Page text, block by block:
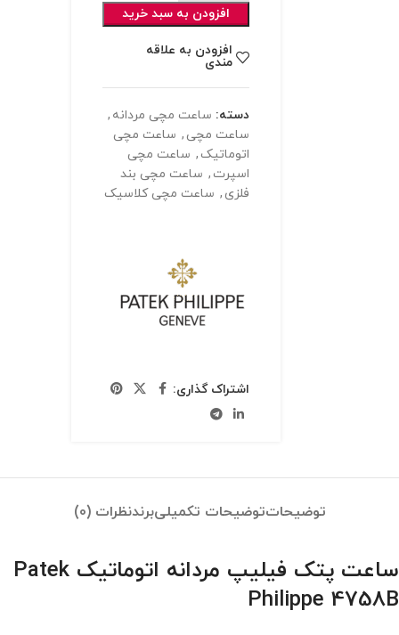
افزودن به سبد خرید
افزودن به علاقه
مندی
دسته: ساعت مچی مردانه ,
ساعت مچی , ساعت مچی
اتوماتیک , ساعت مچی
اسپرت , ساعت مچی بند
فلزی , ساعت مچی کلاسیک
اشتراک گذاری:
توضیحاتتوضیحات تکمیلیبرندنظرات (0)
ساعت پتک فیلیپ مردانه اتوماتیک Patek
Philippe 4758B